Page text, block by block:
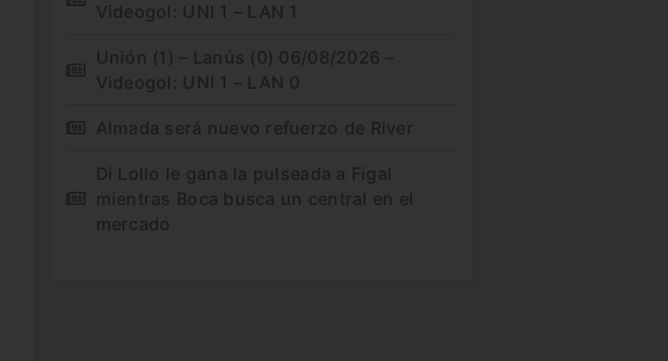
Videogol: UNI 1 – LAN 1
Unión (1) – Lanús (0) 06/08/2026 –
Videogol: UNI 1 – LAN 0
Almada será nuevo refuerzo de River
Di Lollo le gana la pulseada a Figal
mientras Boca busca un central en el
mercado